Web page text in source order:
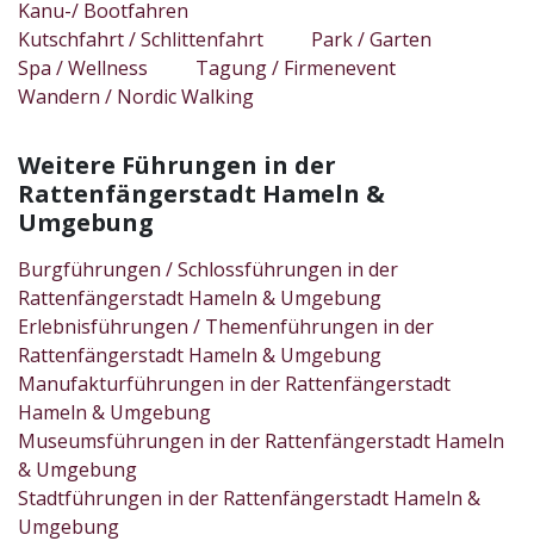
Kanu-/ Bootfahren
Kutschfahrt / Schlittenfahrt
Park / Garten
Spa / Wellness
Tagung / Firmenevent
Wandern / Nordic Walking
Weitere Führungen in der
Rattenfängerstadt Hameln &
Umgebung
Burgführungen / Schlossführungen in der
Rattenfängerstadt Hameln & Umgebung
Erlebnisführungen / Themenführungen in der
Rattenfängerstadt Hameln & Umgebung
Manufakturführungen in der Rattenfängerstadt
Hameln & Umgebung
Museumsführungen in der Rattenfängerstadt Hameln
& Umgebung
Stadtführungen in der Rattenfängerstadt Hameln &
Umgebung